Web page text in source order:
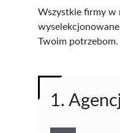
Wszystkie firmy w
Twoim potrzebom.
1.